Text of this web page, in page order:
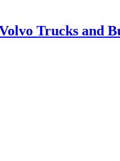
Trucks and